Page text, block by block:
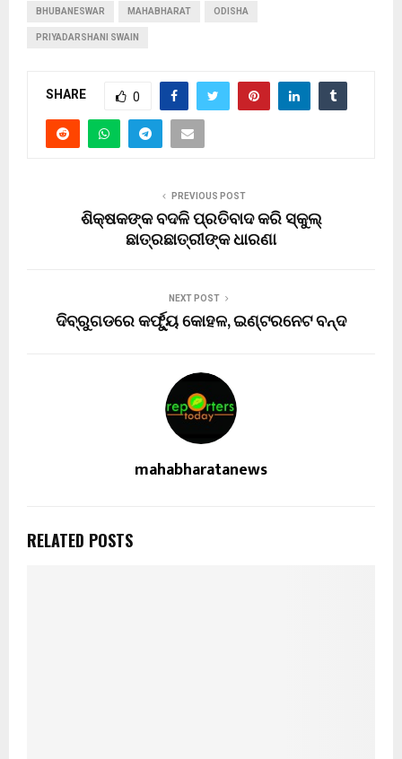
BHUBANESWAR MAHABHARAT ODISHA
PRIYADARSHANI SWAIN
SHARE 0
PREVIOUS POST
ଶିକ୍ଷକଙ୍କ ବଦଳି ପ୍ରତିବାଦ କରି ସ୍କୁଲ୍
ଛାତ୍ରଛାତ୍ରୀଙ୍କ ଧାରଣା
NEXT POST
ଦିବ୍ରୁଗଡରେ କର୍ଫ୍ୟୁ କୋହଳ, ଇଣ୍ଟରନେଟ ବନ୍ଦ
mahabharatanews
RELATED POSTS